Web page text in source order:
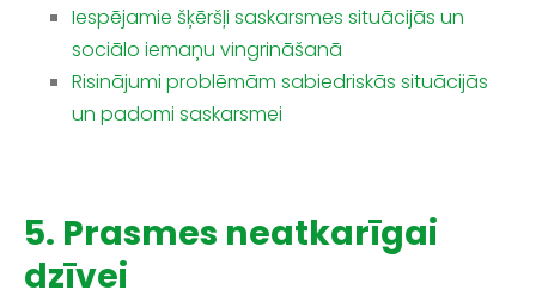
Iespējamie šķēršļi saskarsmes situācijās un
sociālo iemaņu vingrināšanā
Risinājumi problēmām sabiedriskās situācijās
un padomi saskarsmei
5. Prasmes neatkarīgai
dzīvei